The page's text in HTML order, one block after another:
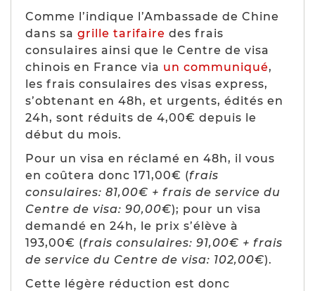
Comme l’indique l’Ambassade de Chine
dans sa grille tarifaire des frais
consulaires ainsi que le Centre de visa
chinois en France via un communiqué,
les frais consulaires des visas express,
s’obtenant en 48h, et urgents, édités en
24h, sont réduits de 4,00€ depuis le
début du mois.
Pour un visa en réclamé en 48h, il vous
en coûtera donc 171,00€ (frais
consulaires: 81,00€ + frais de service du
Centre de visa: 90,00€); pour un visa
demandé en 24h, le prix s’élève à
193,00€ (frais consulaires: 91,00€ + frais
de service du Centre de visa: 102,00€).
Cette légère réduction est donc